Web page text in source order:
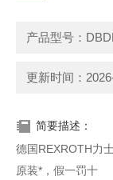
产品型号：
更新时间：
简要描述：
德国REXROTH力
原装*，假一罚十